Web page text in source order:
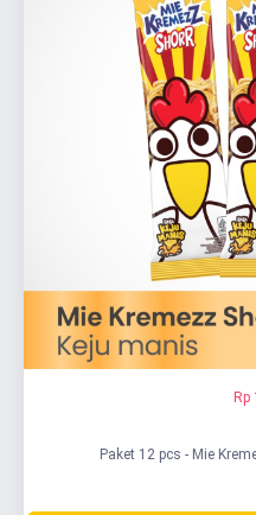
Rp
Paket 12 pcs - Mie